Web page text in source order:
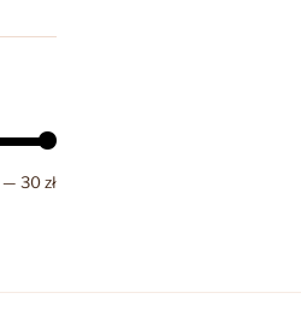
— 30 zł